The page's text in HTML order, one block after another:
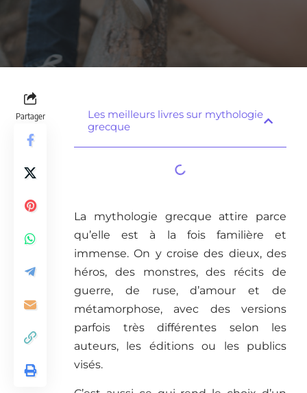
Partager
Les meilleurs livres sur mythologie
grecque
La mythologie grecque attire parce
qu’elle est à la fois familière et
immense. On y croise des dieux, des
héros, des monstres, des récits de
guerre, de ruse, d’amour et de
métamorphose, avec des versions
parfois très différentes selon les
auteurs, les éditions ou les publics
visés.